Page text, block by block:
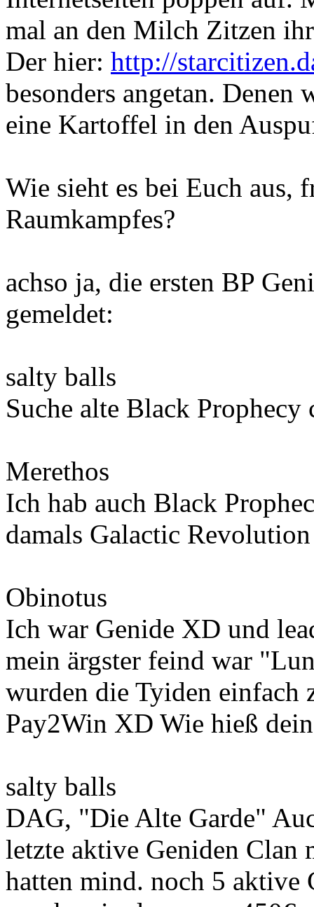
mal an den Milch Zitzen
Der hier: http://
besonders angetan.
eine Kartoffel in den
Wie sieht es bei Euch aus,
Raumkampfes?
achso ja, die ersten BP
gemeldet:
salty balls
Suche alte Black Prophecy
Merethos
Ich hab auch Black
damals Galactic Revolution
Obinotus
Ich war Genide XD und
mein ärgster feind war
wurden die Tyiden einfach
Pay2Win XD Wie hieß
salty balls
DAG, "Die Alte Garde"
letzte aktive Geniden Clan
hatten mind. noch 5 aktive